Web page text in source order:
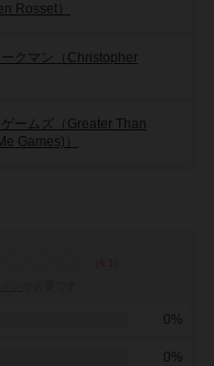
Rosset）
クマン（Christopher
ームズ（Greater Than
Games)）
0%
0%